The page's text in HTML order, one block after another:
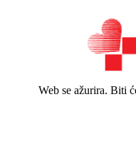
Web se ažurira. Biti